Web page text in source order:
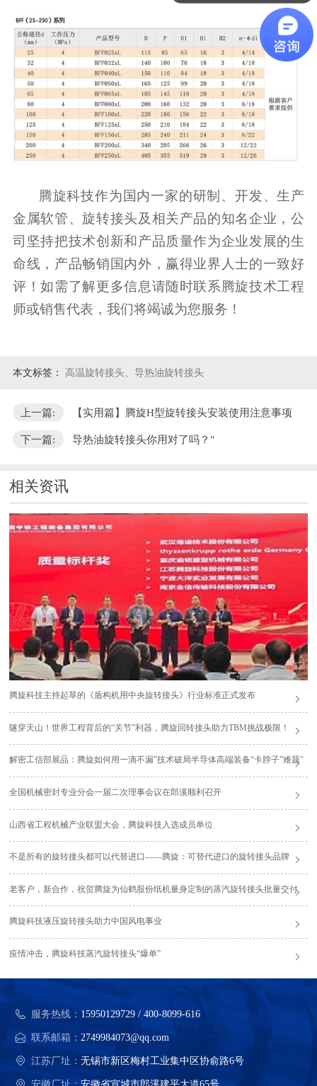
腾旋科技作为国内一家的研制、开发、生产
金属软管、旋转接头及相关产品的知名企业，公
司坚持把技术创新和产品质量作为企业发展的生
命线，产品畅销国内外，赢得业界人士的一致好
评！如需了解更多信息请随时联系腾旋技术工程
师或销售代表，我们将竭诚为您服务！
本文标签： 高温旋转接头、导热油旋转接头
上一篇: 【实用篇】腾旋H型旋转接头安装使用注意事项
下一篇: 导热油旋转接头你用对了吗？"
相关资讯
腾旋科技主持起草的《盾构机用中央旋转接头》行业标准正式发布
隧穿天山！世界工程背后的“关节”利器，腾旋回转接头助力TBM挑战极限！
解密工信部展品：腾旋如何用一滴不漏"技术破局半导体高端装备“卡脖子”难题"
全国机械密封专业分会一届二次理事会议在郎溪顺利召开
山西省工程机械产业联盟大会，腾旋科技入选成员单位
不是所有的旋转接头都可以代替进口——腾旋：可替代进口的旋转接头品牌
老客户，新合作，祝贺腾旋为仙鹤股份纸机量身定制的蒸汽旋转接头批量交付
腾旋科技液压旋转接头助力中国风电事业
疫情冲击，腾旋科技蒸汽旋转接头“爆单”
服务热线： 15950129729 / 400-8099-616
联系邮箱： 2749984073@qq.com
江苏厂址：无锡市新区梅村工业集中区协俞路6号